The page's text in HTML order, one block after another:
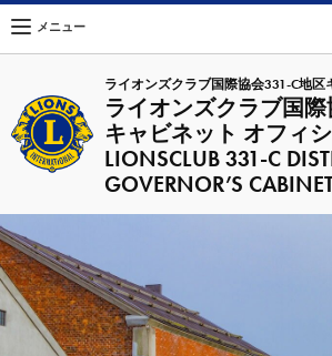
ライオンズクラブ国際協会331-C地区
ライオンズクラブ国
キャビネット オフィ
LIONSCLUB 331-C
GOVERNOR’S
メニュー